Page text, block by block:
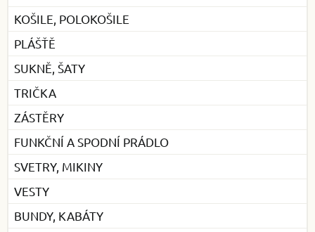
KOŠILE, POLOKOŠILE
PLÁŠŤĚ
SUKNĚ, ŠATY
TRIČKA
ZÁSTĚRY
FUNKČNÍ A SPODNÍ PRÁDLO
SVETRY, MIKINY
VESTY
BUNDY, KABÁTY